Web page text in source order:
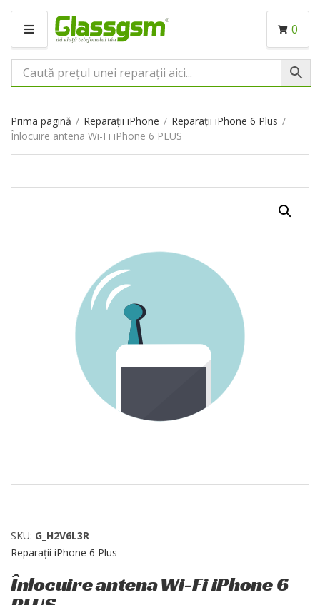
M
N
I
0
Prima pagină / Reparații iPhone / Reparații iPhone 6 Plus /
Înlocuire antena Wi-Fi iPhone 6 PLUS
SKU: G_H2V6L3R
Reparații iPhone 6 Plus
Înlocuire antena Wi-Fi iPhone 6